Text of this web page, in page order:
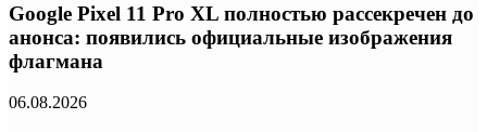
Google Pixel 11 Pro XL полностью рассекречен до
анонса: появились официальные изображения
флагмана
06.08.2026